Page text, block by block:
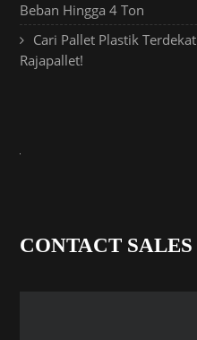
Beban Hingga 4 Ton
Cari Pallet Plastik
Rajapallet!
CONTACT SALES